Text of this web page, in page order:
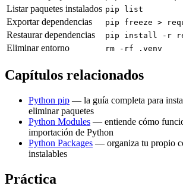
Listar paquetes instalados pip list
Exportar dependencias pip freeze >
Restaurar dependencias pip install -r
Eliminar entorno rm -rf .venv
Capítulos relacionados
Python pip — la guía completa para
eliminar paquetes
Python Modules — entiende cómo
importación de Python
Python Packages — organiza tu propio
instalables
Práctica